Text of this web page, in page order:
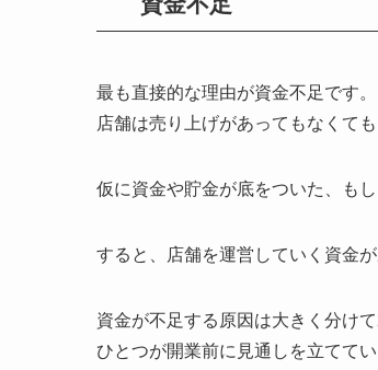
最も直接的な理由が資金不足です。
店舗は売り上げがあってもなくて
仮に資金や貯金が底をついた、も
すると、店舗を運営していく資金
資金が不足する原因は大きく分けて
ひとつが開業前に見通しを立てて